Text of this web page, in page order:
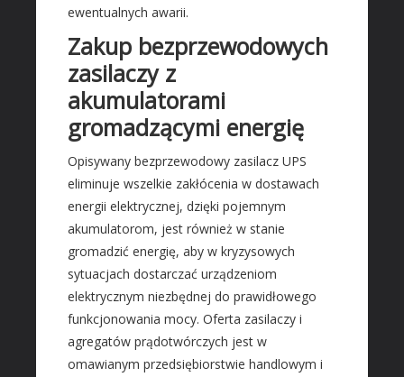
Wyposażenie Wnętrz
Wyposażenie Łazienki
Odzież
Sport
Elektronika, RTV, AGD
Art. Dla Zwierząt
Ogród, Rośliny
Chemia
Art. Spożywcze
Inne Sklepy
MASZYNY SPECJALISTYCZNE
Maszyny
Narzędzia
Przemysł Metalowy
ewentualnych awarii.
Zakup bezprzewodowych
zasilaczy z
akumulatorami
gromadzącymi energię
Opisywany bezprzewodowy zasilacz UPS
eliminuje wszelkie zakłócenia w dostawach
energii elektrycznej, dzięki pojemnym
akumulatorom, jest również w stanie
gromadzić energię, aby w kryzysowych
sytuacjach dostarczać urządzeniom
elektrycznym niezbędnej do prawidłowego
funkcjonowania mocy. Oferta zasilaczy i
agregatów prądotwórczych jest w
omawianym przedsiębiorstwie handlowym i